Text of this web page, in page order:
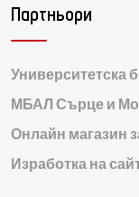
Партньори
Университетска
МБАЛ Сърце и
Онлайн магазин
Изработка на